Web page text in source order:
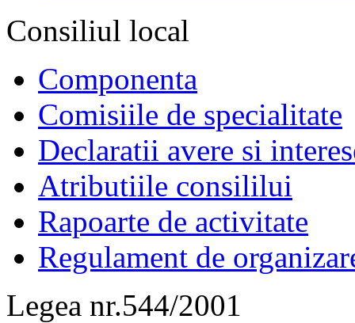
Consiliul local
Componenta
Comisiile de specialitate
Declaratii avere si
Atributiile consililui
Rapoarte de activitate
Regulament de
Legea nr.544/2001